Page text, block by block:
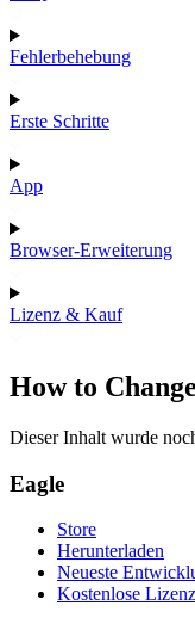
Fehlerbehebung
Erste Schritte
App
Browser-Erweiterung
Lizenz & Kauf
How to
Dieser Inhalt wurde
Eagle
Store
Herunterladen
Neueste
Kostenlose